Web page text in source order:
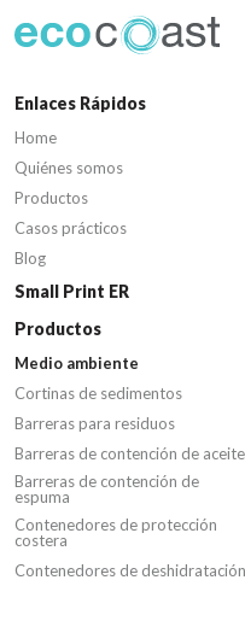
Enlaces Rápidos
Home
Quiénes somos
Productos
Casos prácticos
Blog
Small Print ER
Productos
Medio ambiente
Cortinas de sedimentos
Barreras para residuos
Barreras de contención de aceite
Barreras de contención de
espuma
Contenedores de protección
costera
Contenedores de deshidratación